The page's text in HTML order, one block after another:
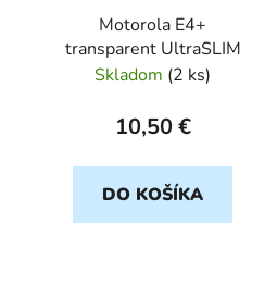
Motorola E4+
transparent UltraSLIM
Skladom (2 ks)
10,50 €
DO KOŠÍKA